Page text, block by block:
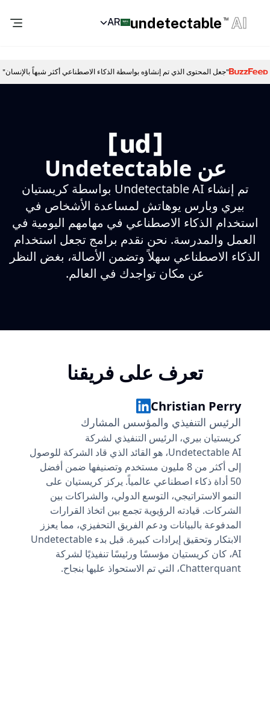
undetectable TM AI
AR
"جعل المحتوى الذي تم إنشاؤه بواسطة الذكاء الاصطناعي أكثر شبهاً بالإنسان"
عن Undetectable
تم إنشاء Undetectable AI بواسطة كريستيان
بيري وبارس يوهاتش لمساعدة الأشخاص في
استخدام الذكاء الاصطناعي في مهامهم اليومية في
العمل والمدرسة. نحن نقدم برامج تجعل استخدام
الذكاء الاصطناعي سهلاً وتضمن الأصالة، بغض النظر
عن مكان تواجدك في العالم.
تعرف على فريقنا
Christian Perry
الرئيس التنفيذي والمؤسس المشارك
كريستيان بيري، الرئيس التنفيذي لشركة
Undetectable AI، هو القائد الذي قاد الشركة للوصول
إلى أكثر من 8 مليون مستخدم وتصنيفها ضمن أفضل
50 أداة ذكاء اصطناعي عالمياً. يركز كريستيان على
النمو الاستراتيجي، التوسع الدولي، والشراكات بين
الشركات. قيادته الرؤيوية تجمع بين اتخاذ القرارات
المدفوعة بالبيانات ودعم الفريق التحفيزي، مما يعزز
الابتكار وتحقيق إيرادات كبيرة. قبل بدء Undetectable
AI، كان كريستيان مؤسسًا ورئيسًا تنفيذيًا لشركة
Chatterquant، التي تم الاستحواذ عليها بنجاح.